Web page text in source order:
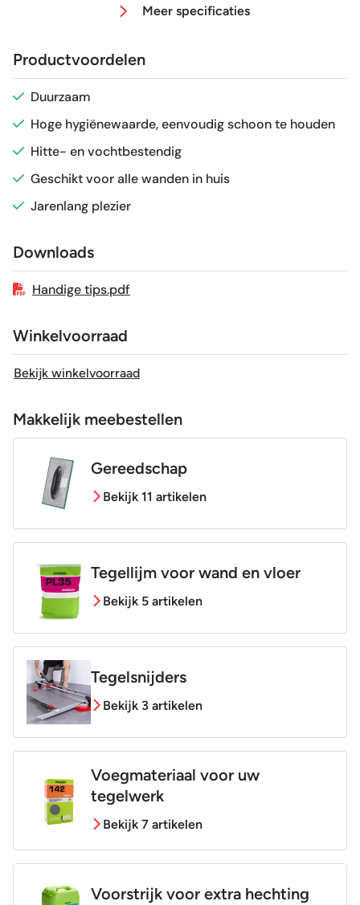
Gerectificeerd Ja
Vorstbestendig Ja
Sortering
Craquelé
Meer specificaties
Productvoordelen
Duurzaam
Hoge hygiënewaarde, eenvoudig schoon te houden
Hitte- en vochtbestendig
Geschikt voor alle wanden in huis
Jarenlang plezier
Downloads
Handige tips.pdf
Winkelvoorraad
Bekijk winkelvoorraad
Makkelijk meebestellen
Gereedschap
Bekijk 11 artikelen
Tegellijm voor wand en vloer
Bekijk 5 artikelen
Tegelsnijders
Bekijk 3 artikelen
Voegmateriaal voor uw
tegelwerk
Bekijk 7 artikelen
Voorstrijk voor extra hechting